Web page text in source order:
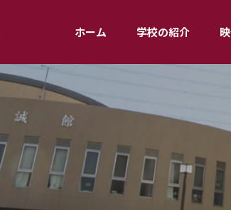
ホーム 学校の紹介